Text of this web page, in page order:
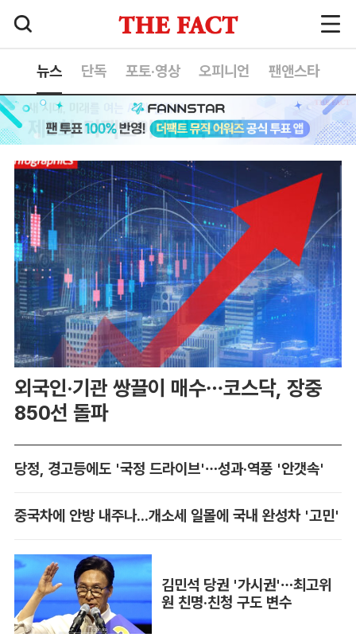
뉴스 단독 포토·영상 오피니언 팬앤스타
외국인·기관 쌍끌이 매수…코스닥, 장중
850선 돌파
당정, 경고등에도 '국정 드라이브'…성과·역풍 '안갯속'
중국차에 안방 내주나...개소세 일몰에 국내 완성차 '고민'
김민석 당권 '가시권'…최고위
원 친명·친청 구도 변수